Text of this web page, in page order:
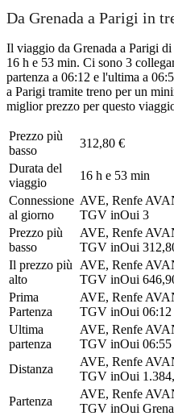
Da Grenada a Parigi in
Il viaggio da Grenada a Parigi
16 h e 53 min. Ci sono 3
partenza a 06:12 e l'ultima a
a Parigi tramite treno per un
miglior prezzo per questo
Prezzo più
basso
312,80 €
Durata del
viaggio
16 h e 53 min
Connessione
al giorno
AVE, Renfe
TGV inOui 3
Prezzo più
basso
AVE, Renfe
TGV inOui
Il prezzo più
alto
AVE, Renfe
TGV inOui
Prima
Partenza
AVE, Renfe
TGV inOui 06:12
Ultima
partenza
AVE, Renfe
TGV inOui 06:55
Distanza
AVE, Renfe
TGV inOui
Partenza
AVE, Renfe
TGV inOui